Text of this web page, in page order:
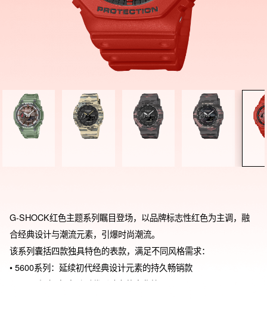
G-SHOCK红色主题系列瞩目登场，以品牌标志性红色为主调，融
合经典设计与潮流元素，引爆时尚潮流。
该系列囊括四款独具特色的表款，满足不同风格需求：
• 5600系列：延续初代经典设计元素的持久畅销款
• 6900系列：拥有跨时代影响力的文化符号